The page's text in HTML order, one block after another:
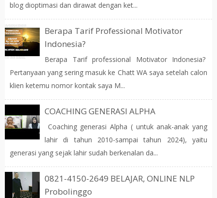
blog dioptimasi dan dirawat dengan ket...
Berapa Tarif Professional Motivator
Indonesia?
Berapa Tarif professional Motivator Indonesia?
Pertanyaan yang sering masuk ke Chatt WA saya setelah calon
klien ketemu nomor kontak saya M...
COACHING GENERASI ALPHA
Coaching generasi Alpha ( untuk anak-anak yang
lahir di tahun 2010-sampai tahun 2024), yaitu
generasi yang sejak lahir sudah berkenalan da...
0821-4150-2649 BELAJAR, ONLINE NLP
Probolinggo